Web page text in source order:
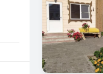
Уникальное